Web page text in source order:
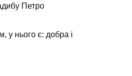
Петро
у нього є: добра і